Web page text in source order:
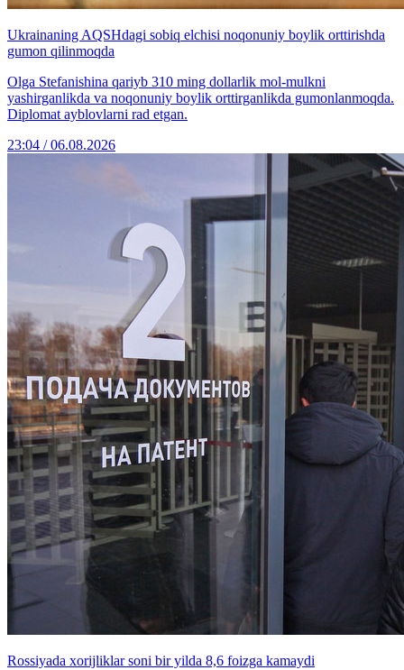
Ukrainaning AQSHdagi sobiq elchisi noqonuniy boylik orttirishda
gumon qilinmoqda
Olga Stefanishina qariyb 310 ming dollarlik mol-mulkni
yashirganlikda va noqonuniy boylik orttirganlikda gumonlanmoqda.
Diplomat ayblovlarni rad etgan.
23:04 / 06.08.2026
Rossiyada xorijliklar soni bir yilda 8,6 foizga kamaydi